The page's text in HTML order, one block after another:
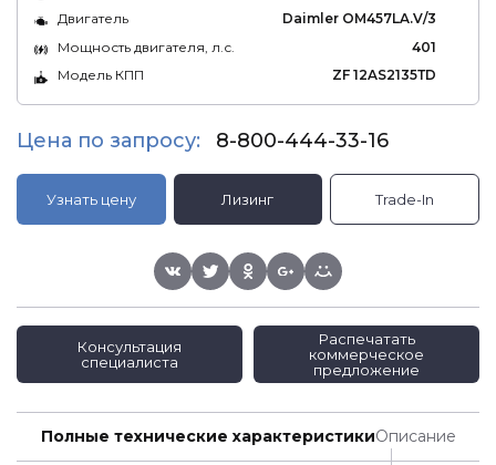
Двигатель
Daimler OM457LA.V/3
Мощность двигателя, л.с.
401
Модель КПП
ZF 12AS2135ТD
Цена по запросу: 8-800-444-33-16
Узнать цену Лизинг Trade-In
Консультация
специалиста
Распечатать
коммерческое
предложение
Полные технические характеристикиОписание